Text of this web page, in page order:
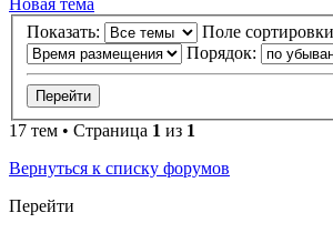
Показать:
Поле
Порядок:
17 тем • Страница 1 из 1
Вернуться к списку форумов
Перейти